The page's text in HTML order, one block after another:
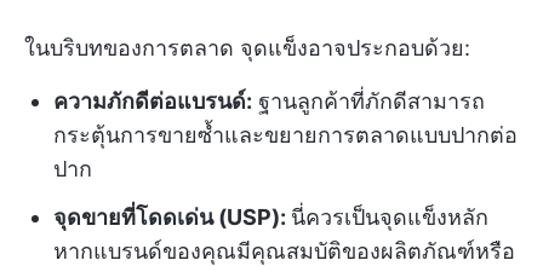
ในบริบทของการตลาด จุดแข็งอาจประกอบด้วย:
ความภักดีต่อแบรนด์: ฐานลูกค้าที่ภักดีสามารถ
กระตุ้นการขายซ้ำและขยายการตลาดแบบปากต่อ
ปาก
จุดขายที่โดดเด่น (USP): นี่ควรเป็นจุดแข็งหลัก
หากแบรนด์ของคุณมีคุณสมบัติของผลิตภัณฑ์หรือ